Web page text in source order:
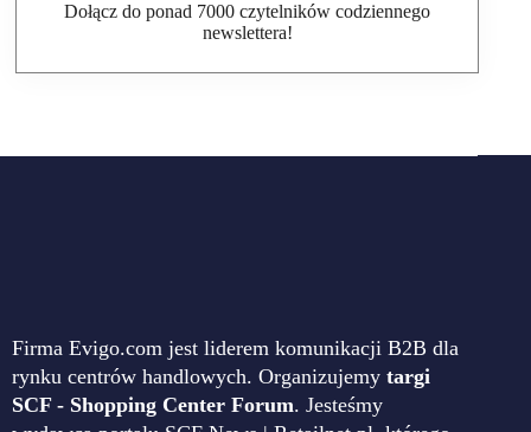
Dołącz do ponad 7000 czytelników codziennego
newslettera!
Firma Evigo.com jest liderem komunikacji B2B dla
rynku centrów handlowych. Organizujemy targi
SCF - Shopping Center Forum. Jesteśmy